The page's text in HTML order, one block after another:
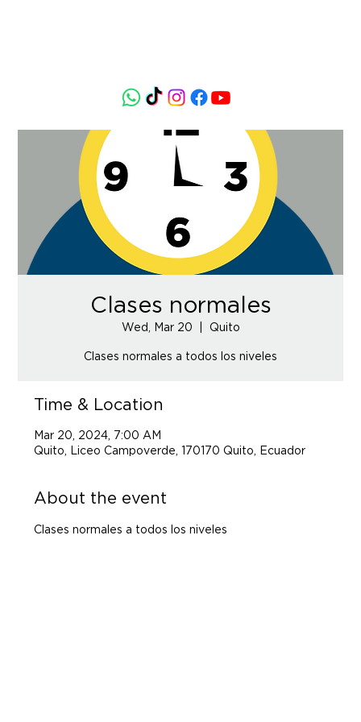
Clases normales
Wed, Mar 20 Quito
Clases normales a todos los niveles
Time & Location
Mar 20, 2024, 7:00 AM
Quito, Liceo Campoverde, 170170 Quito, Ecuador
About the event
Clases normales a todos los niveles